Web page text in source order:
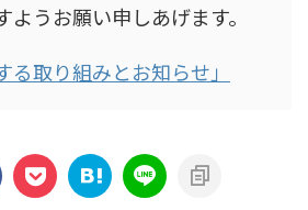
うお願い申しあげます。
る取り組みとお知らせ」